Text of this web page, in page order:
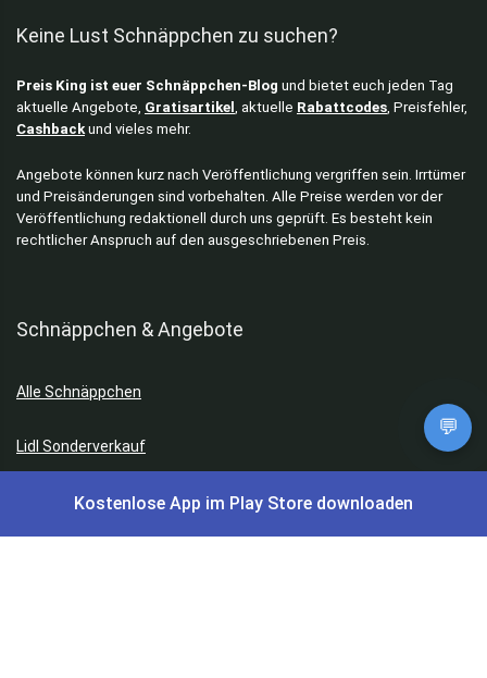
Keine Lust Schnäppchen zu suchen?
Preis King ist euer Schnäppchen-Blog und bietet euch jeden Tag
aktuelle Angebote, Gratisartikel , aktuelle Rabattcodes, Preisfehler,
Cashbackund vieles mehr.
Angebote können kurz nach Veröffentlichung vergriffen sein. Irrtümer
und Preisänderungen sind vorbehalten. Alle Preise werden vor der
Veröffentlichung redaktionell durch uns geprüft. Es besteht kein
rechtlicher Anspruch auf den ausgeschriebenen Preis.
Schnäppchen & Angebote
Alle Schnäppchen
Lidl Sonderverkauf
Amazon Spar-Abo
💬
Kostenlose App im Play Store downloaden